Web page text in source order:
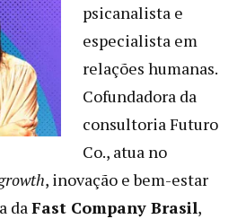
psicanalista e
especialista em
relações humanas.
Cofundadora da
consultoria Futuro
Co., atua no
, inovação e bem-estar
daFast Company Brasil,